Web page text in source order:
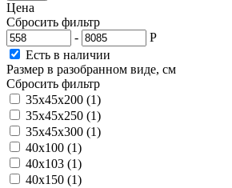
Цена
Сбросить фильтр
-
Р
Есть в наличии
Размер в разобранном виде, см
Сбросить фильтр
35x45x200 (1)
35x45x250 (1)
35x45x300 (1)
40x100 (1)
40x103 (1)
40x150 (1)